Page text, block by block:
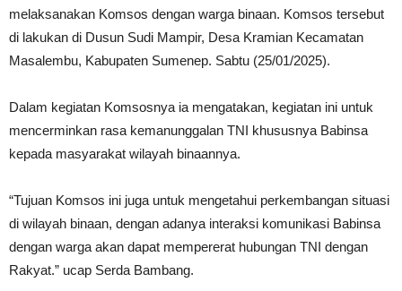
melaksanakan Komsos dengan warga binaan. Komsos tersebut
di lakukan di Dusun Sudi Mampir, Desa Kramian Kecamatan
Masalembu, Kabupaten Sumenep. Sabtu (25/01/2025).
Dalam kegiatan Komsosnya ia mengatakan, kegiatan ini untuk
mencerminkan rasa kemanunggalan TNI khususnya Babinsa
kepada masyarakat wilayah binaannya.
“Tujuan Komsos ini juga untuk mengetahui perkembangan situasi
di wilayah binaan, dengan adanya interaksi komunikasi Babinsa
dengan warga akan dapat mempererat hubungan TNI dengan
Rakyat.” ucap Serda Bambang.